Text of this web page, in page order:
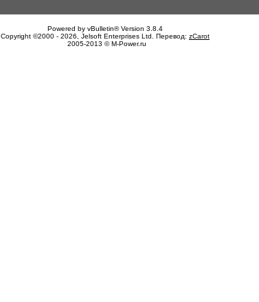
Powered by vBulletin® Version 3.8.4
Copyright ©2000 - 2026, Jelsoft Enterprises Ltd. Перевод: zCarot
2005-2013 © M-Power.ru